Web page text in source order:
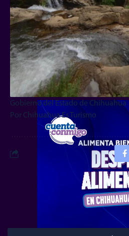
Gobierno del Estado de Chihuahua
Por Chihuahua Es Turismo
ES! Política
ES! Noticia
ES! Turismo
Es! Historia
Es! Cultura
ES! Economía